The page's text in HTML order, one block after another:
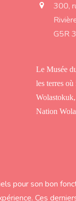
a
300,
G5R
Le Musée
les terres
Nation
pour son bon
Ces